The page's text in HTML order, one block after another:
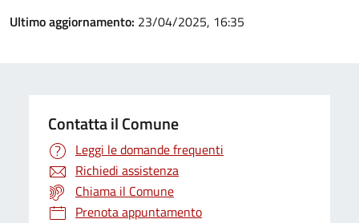
Ultimo aggiornamento: 23/04/2025, 16:35
Contatta il Comune
Leggi le domande frequenti
Richiedi assistenza
Chiama il Comune
Prenota appuntamento